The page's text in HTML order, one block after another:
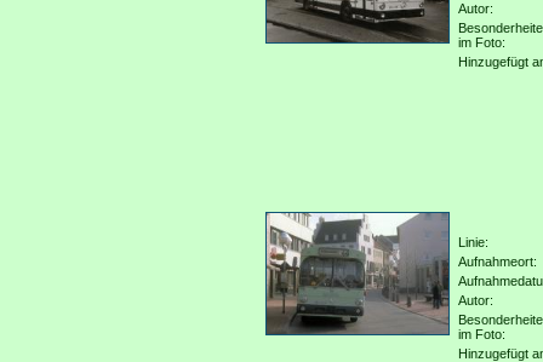
Autor:
im Foto:
Hinzugefügt
Linie:
Aufnahmeort:
Autor:
im Foto:
Hinzugefügt